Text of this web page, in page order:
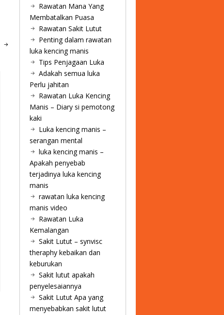
Rawatan Mana Yang
Membatalkan Puasa
Rawatan Sakit Lutut
Penting dalam rawatan
luka kencing manis
Tips Penjagaan Luka
Adakah semua luka
Perlu jahitan
Rawatan Luka Kencing
Manis – Diary si pemotong
kaki
Luka kencing manis –
serangan mental
luka kencing manis –
Apakah penyebab
terjadinya luka kencing
manis
rawatan luka kencing
manis video
Rawatan Luka
Kemalangan
Sakit Lutut – synvisc
theraphy kebaikan dan
keburukan
Sakit lutut apakah
penyelesaiannya
Sakit Lutut Apa yang
menyebabkan sakit lutut